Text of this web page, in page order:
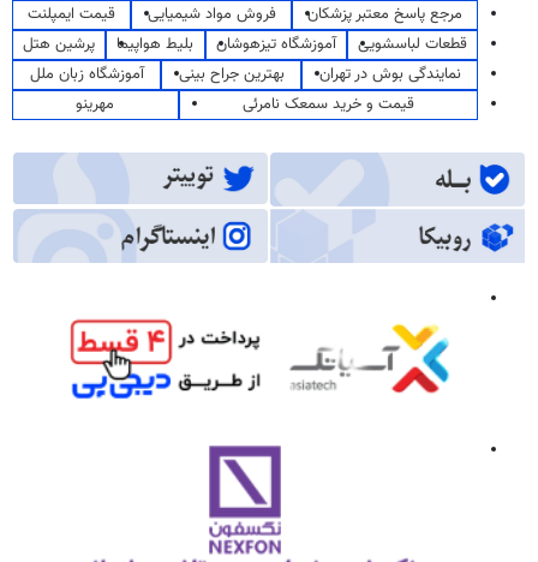
مرجع پاسخ معتبر پزشکان
فروش مواد شیمیایی
قیمت ایمپلنت
قطعات لباسشویی
آموزشگاه تیزهوشان بلیط هواپیما
پرشین هتل
نمایندگی بوش در تهران
بهترین جراح بینی
آموزشگاه زبان ملل
قیمت و خرید سمعک نامرئی
مهرینو